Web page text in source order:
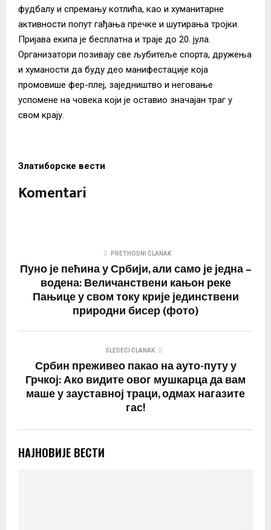
фудбалу и спремању котлића, као и хуманитарне
активности попут гађања пречке и шутирања тројки.
Пријава екипа је бесплатна и траје до 20. јула.
Организатори позивају све љубитеље спорта, дружења
и хуманости да буду део манифестације која
промовише фер-плеј, заједништво и неговање
успомене на човека који је оставио значајан траг у
свом крају.
Златиборске вести
Komentari
PRETHODNI ČLANAK
Пуно је пећина у Србији, али само је једна –
водена: Величанствени кањон реке
Пањице у свом току крије јединствени
природни бисер (фото)
SLEDEĆI ČLANAK
Србин преживео пакао на ауто-путу у
Грчкој: Ако видите овог мушкарца да вам
маше у зауставној траци, одмах нагазите
гас!
НАЈНОВИЈЕ ВЕСТИ